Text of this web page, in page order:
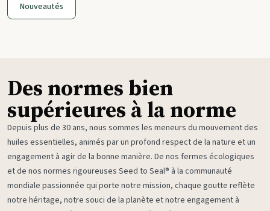
Nouveautés
Des normes bien
supérieures à la norme
Depuis plus de 30 ans, nous sommes les meneurs du mouvement des
huiles essentielles, animés par un profond respect de la nature et un
engagement à agir de la bonne manière. De nos fermes écologiques
et de nos normes rigoureuses Seed to Seal® à la communauté
mondiale passionnée qui porte notre mission, chaque goutte reflète
notre héritage, notre souci de la planète et notre engagement à